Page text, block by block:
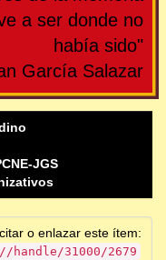
a ser donde no
había sido"
García Salazar
JGS
o enlazar este ítem:
31000/2679